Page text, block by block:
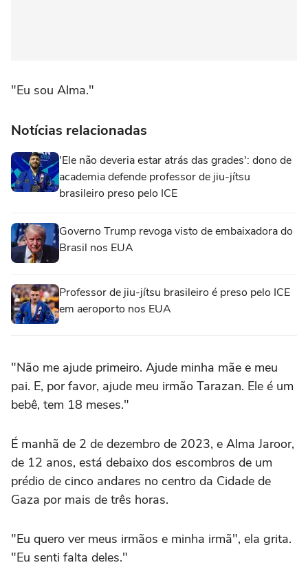
"Eu sou Alma."
Notícias relacionadas
'Ele não deveria estar atrás das grades': dono de
academia defende professor de jiu-jítsu
brasileiro preso pelo ICE
Governo Trump revoga visto de embaixadora do
Brasil nos EUA
Professor de jiu-jítsu brasileiro é preso pelo ICE
em aeroporto nos EUA
"Não me ajude primeiro. Ajude minha mãe e meu
pai. E, por favor, ajude meu irmão Tarazan. Ele é um
bebê, tem 18 meses."
É manhã de 2 de dezembro de 2023, e Alma Jaroor,
de 12 anos, está debaixo dos escombros de um
prédio de cinco andares no centro da Cidade de
Gaza por mais de três horas.
"Eu quero ver meus irmãos e minha irmã", ela grita.
"Eu senti falta deles."